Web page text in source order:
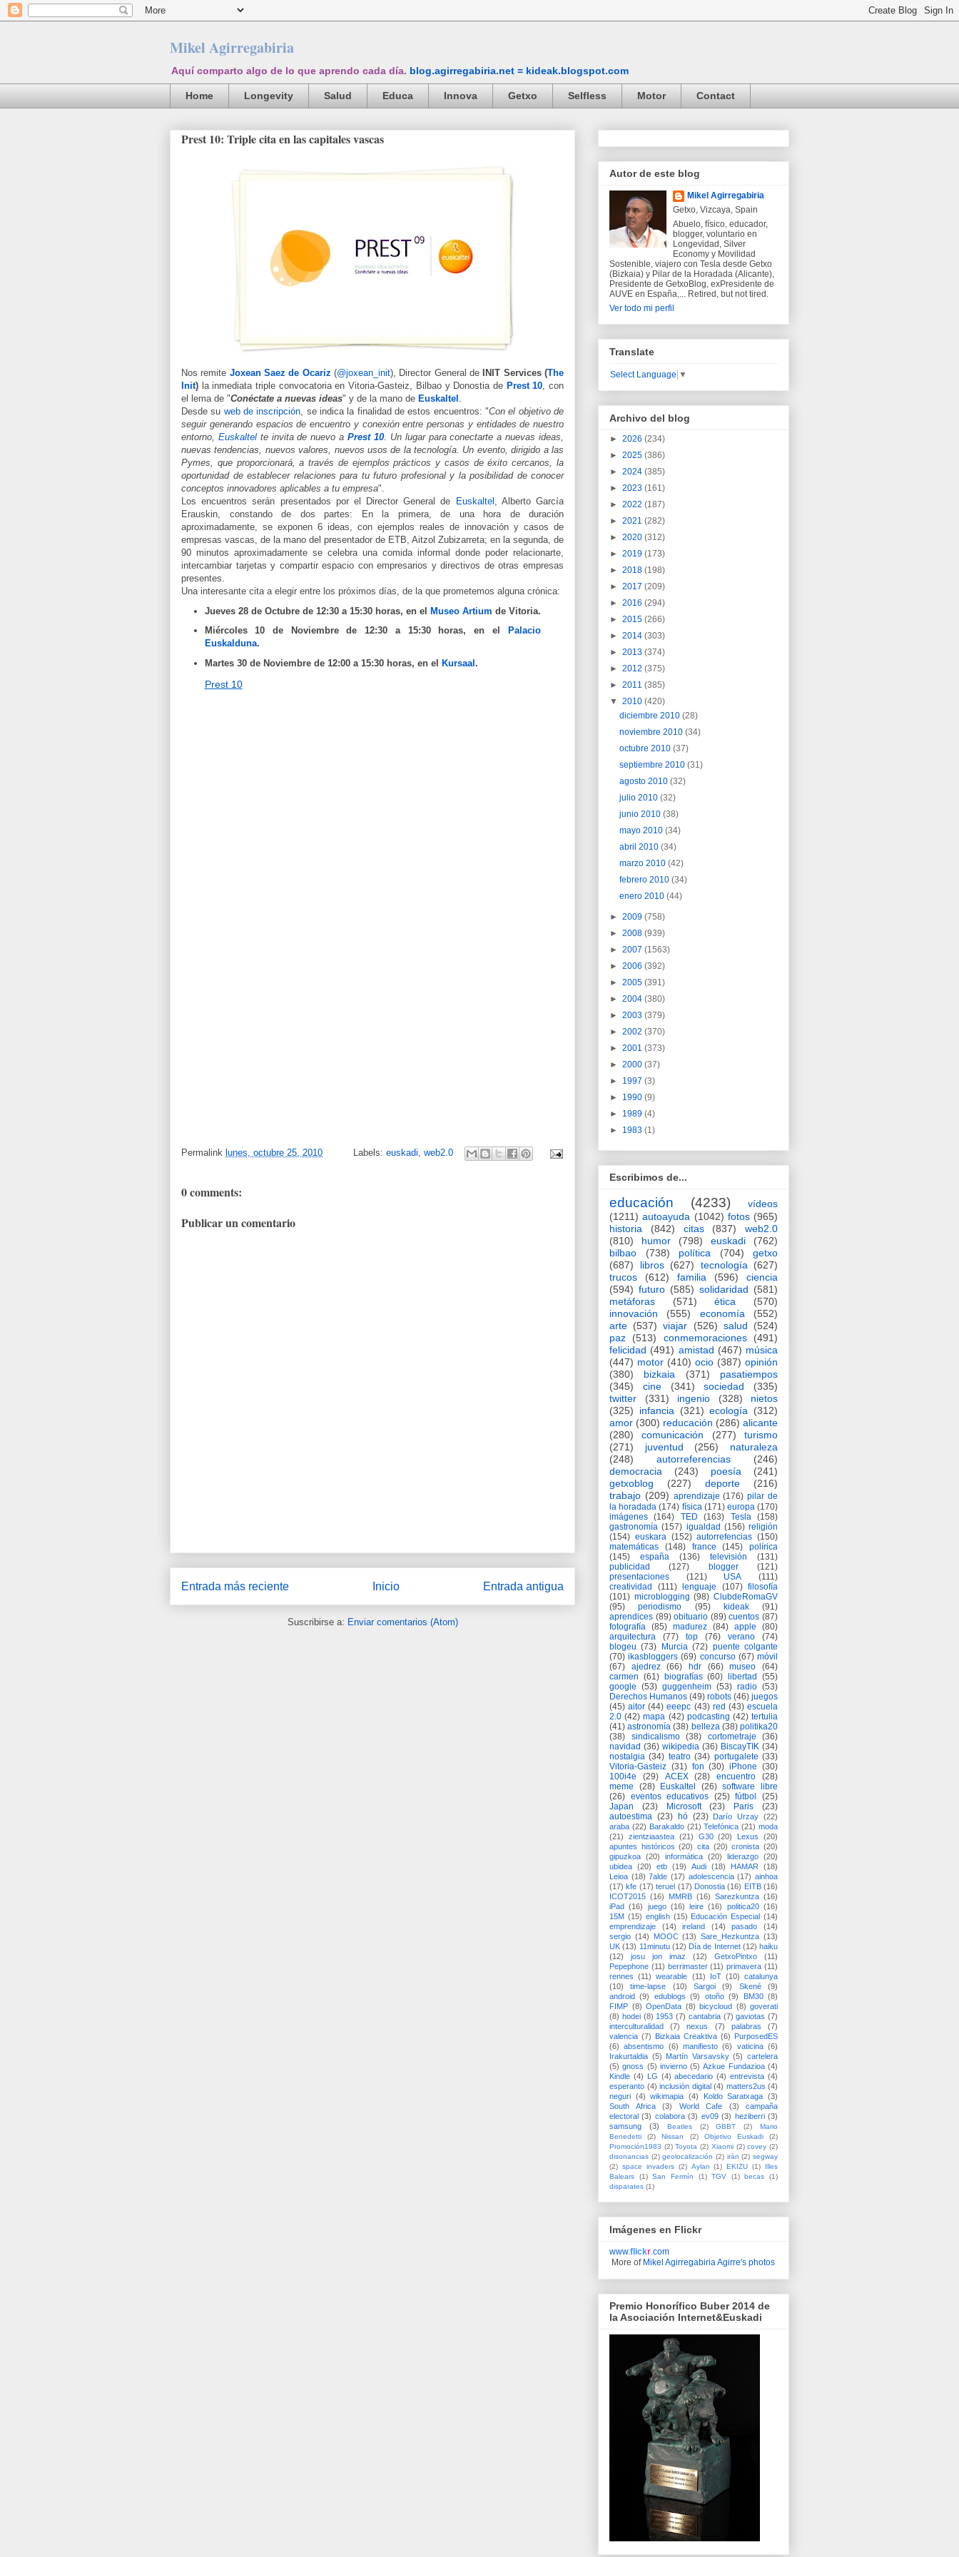
Mikel Agirregabiria
Aquí comparto algo de lo que aprendo cada día. blog.agirregabiria.net = kideak.blogspot.com
Home Longevity Salud Educa Innova Getxo Selfless Motor Contact
Prest 10: Triple cita en las capitales vascas
Nos remite Joxean Saez de Ocariz (@joxean_init) , Director General de INIT Services (The
Init) la inmediata triple convocatoria en Vitoria-Gasteiz, Bilbao y Donostia de Prest 10 , con
el lema de "Conéctate a nuevas ideas" y de la mano de Euskaltel
Desde su web de inscripción , se indica la finalidad de estos encuentros: "Con el objetivo de
seguir generando espacios de encuentro y conexión entre personas y entidades de nuestro
entorno, Euskaltel te invita de nuevo a Prest 10. Un lugar para conectarte a nuevas ideas,
nuevas tendencias, nuevos valores, nuevos usos de la tecnología. Un evento, dirigido a las
Pymes, que proporcionará, a través de ejemplos prácticos y casos de éxito cercanos, la
oportunidad de establecer relaciones para tu futuro profesional y la posibilidad de conocer
conceptos innovadores aplicables a tu empresa".
Los encuentros serán presentados por el Director General de
Euskaltel
, Alberto García
Erauskin, constando de dos partes: En la primera, de una hora de duración
aproximadamente, se exponen 6 ideas, con ejemplos reales de innovación y casos de
empresas vascas, de la mano del presentador de ETB, Aitzol Zubizarreta; en la segunda, de
90 minutos aproximadamente se celebra una comida informal donde poder relacionarte,
intercambiar tarjetas y compartir espacio con empresarios y directivos de otras empresas
presentes.
Una interesante cita a elegir entre los próximos días, de la que prometemos alguna crónica:
Jueves 28 de Octubre de 12:30 a 15:30 horas, en el Museo Artium de Vitoria.
Miércoles 10 de Noviembre de 12:30 a 15:30 horas, en el
Palacio
Euskalduna.
Martes 30 de Noviembrede 12:00 a 15:30 horas, en el Kursaal .
Prest 10
Permalink lunes, octubre 25, 2010 Labels: euskadi, web2.0
0 comments:
Publicar un comentario
Entrada más reciente Entrada antigua
Inicio
Suscribirse a: Enviar comentarios (Atom)
Autor de este blog
Mikel Agirregabiria
Getxo, Vizcaya, Spain
Abuelo, físico, educador,
blogger, voluntario en
Longevidad, Silver
Economy y Movilidad
Sostenible, viajero con Tesla desde Getxo
(Bizkaia) y Pilar de la Horadada (Alicante),
Presidente de GetxoBlog, exPresidente de
AUVE en España,... Retired, but not tired.
Ver todo mi perfil
Translate
Select Language ▼
Archivo del blog
► 2026 (234)
► 2025 (386)
► 2024 (385)
► 2023 (161)
► 2022 (187)
► 2021 (282)
► 2020 (312)
► 2019 (173)
► 2018 (198)
► 2017 (209)
► 2016 (294)
► 2015 (266)
► 2014 (303)
► 2013 (374)
► 2012 (375)
► 2011 (385)
▼ 2010 (420)
diciembre 2010(28)
noviembre 2010(34)
octubre 2010(37)
septiembre 2010(31)
agosto 2010(32)
julio 2010(32)
junio 2010(38)
mayo 2010(34)
abril 2010(34)
marzo 2010(42)
febrero 2010(34)
enero 2010(44)
► 2009 (758)
► 2008 (939)
► 2007 (1563)
► 2006 (392)
► 2005 (391)
► 2004 (380)
► 2003 (379)
► 2002 (370)
► 2001 (373)
► 2000 (37)
► 1997 (3)
► 1990 (9)
► 1989 (4)
► 1983 (1)
Escribimos de...
educación (4233)
vídeos
(1211) autoayuda (1042) fotos (965)
historia
(842) citas (837)
web2.0
(810)
humor (798) euskadi
(762)
bilbao
(738) política (704)
getxo
(687)
libros (627) tecnología
(627)
trucos
(612) familia (596)
ciencia
(594) futuro (585) solidaridad (581)
metáforas
(571) ética
(570)
innovación
(555) economía
(552)
arte (537) viajar (526) salud
(524)
paz
(513) conmemoraciones
(491)
felicidad (491) amistad (467) música
(447) motor (410) ocio (387) opinión
(380)
bizkaia (371)
pasatiempos
(345)
cine (341) sociedad
(335)
twitter
(331) ingenio (328)
nietos
(325)
infancia (321) ecología
(312)
amor (300) reducación (286) alicante
(280)
comunicación (277)
turismo
(271)
juventud (256)
naturaleza
(248)
autorreferencias
(246)
democracia
(243) poesía
(241)
getxoblog
(227) deporte
(216)
trabajo (209) aprendizaje (176) pilar de
la horadada (174) física (171) europa (170)
imágenes
(164) TED (163) Tesla
(158)
gastronomía (157) igualdad (156) religión
(154) euskara (152) autorrefencias (150)
matemáticas
(148) france (145)
polírica
(145)
españa (136) televisión
(131)
publicidad
(127) blogger
(121)
presentaciones
(121) USA
(111)
creatividad
(111) lenguaje (107) filosofía
(101) microblogging (98) ClubdeRomaGV
(95)
periodismo (95) kideak
(91)
aprendices (89) obituario (89) cuentos (87)
fotografía (85) madurez (84) apple
(80)
arquitectura
(77) top (76) verano
(74)
blogeu (73) Murcia (72) puente colgante
(70) ikasbloggers (69) concurso (67) móvil
(67)
ajedrez (66) hdr (66) museo
(64)
carmen (61) biografías (60) libertad
(55)
google (53) guggenheim (53) radio (53)
Derechos Humanos (49) robots (46) juegos
(45) aitor (44) eeepc (43) red (43) escuela
2.0 (42) mapa (42) podcasting (42) tertulia
(41) astronomía (38) belleza (38) politika20
(38)
sindicalismo (38) cortometraje
(36)
navidad (36) wikipedia (36) BiscayTIK (34)
nostalgia (34) teatro (34) portugalete (33)
Vitoria-Gasteiz (31) fon (30) iPhone (30)
100i4e
(29) ACEX (28) encuentro
(28)
meme
(28) Euskaltel (26) software libre
(26) eventos educativos (25) fútbol
(25)
Japan
(23) Microsoft (23) Paris
(23)
autoestima (23) hó (23) Darío Urzay (22)
araba (22) Barakaldo (21) Telefónica (21) moda
(21)
zientziaastea (21) G30 (20) Lexus
(20)
apuntes históricos (20) cita (20) cronista (20)
gipuzkoa (20) informática (20) liderazgo (20)
ubidea (20) etb (19) Audi (18) HAMAR
(18)
Leioa (18) 7alde (17) adolescencia (17) ainhoa
(17) kfe (17) teruel (17) Donostia (16) EITB (16)
ICOT2015 (16) MMRB (16) Sarezkuntza (16)
iPad (16) juego (16) leire (16) politica20 (16)
15M (15) english (15) Educación Especial (14)
emprendizaje
(14) ireland (14) pasado
(14)
sergio (14) MOOC (13) Sare_Hezkuntza (13)
UK (13) 11minutu (12) Día de Internet (12) haiku
(12)
josu jon imaz (12) GetxoPintxo
(11)
Pepephone (11) berrimaster (11) primavera (11)
rennes (11) wearable (11) IoT (10) catalunya
(10)
time-lapse (10) Sargoi (9) Skené
(9)
android (9) edublogs (9) otoño (9) BM30 (8)
FIMP (8) OpenData (8) bicycloud (8) goverati
(8) hodei (8) 1953 (7) cantabria (7) gaviotas (7)
interculturalidad
(7) nexus (7) palabras
(7)
valencia (7) Bizkaia Creaktiva (6) PurposedES
(6)
absentismo (6) manifiesto (6) vaticina (6)
Irakurtaldia (5) Martín Varsavsky (5) cartelera
(5) gnoss (5) invierno (5) Azkue Fundazioa (4)
Kindle (4) LG (4) abecedario (4) entrevista (4)
esperanto (4) inclusión digital (4) matters2us (4)
neguri (4) wikimapia (4) Koldo Saratxaga (3)
South Africa
(3) World Cafe (3)
campaña
electoral (3) colabora (3) ev09 (3) heziberri (3)
samsung
(3) Beatles (2) GBBT (2)
Mario
Benedetti
(2) Nissan (2) Objetivo Euskadi
(2)
Promoción1983 (2) Toyota (2) Xiaomi (2) covey (2)
disonancias (2) geolocalización (2) irán (2) segway
(2) space invaders (2) Aylan (1) EKIZU (1)
Illes
Balears
(1) San Fermín (1) TGV (1) becas
(1)
disparates (1)
Imágenes en Flickr
www.flickr .com
More of Mikel Agirregabiria Agirre's photos
Premio Honorífico Buber 2014 de
la Asociación Internet&Euskadi